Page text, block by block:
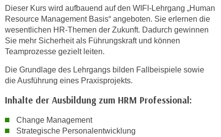
Dieser Kurs wird aufbauend auf den WIFI-Lehrgang „Human
Resource Management Basis“ angeboten. Sie erlernen die
wesentlichen HR-Themen der Zukunft. Dadurch gewinnen
Sie mehr Sicherheit als Führungskraft und können
Teamprozesse gezielt leiten.
Die Grundlage des Lehrgangs bilden Fallbeispiele sowie
die Ausführung eines Praxisprojekts.
Inhalte der Ausbildung zum HRM Professional:
Change Management
Strategische Personalentwicklung
a
k
z
e
p
t
i
n